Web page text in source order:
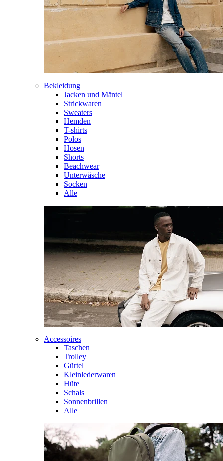
Bekleidung
Jacken und Mäntel
Strickwaren
Sweaters
Hemden
T-shirts
Polos
Hosen
Shorts
Beachwear
Unterwäsche
Socken
Alle
Accessoires
Taschen
Trolley
Gürtel
Kleinlederwaren
Hüte
Schals
Sonnenbrillen
Alle